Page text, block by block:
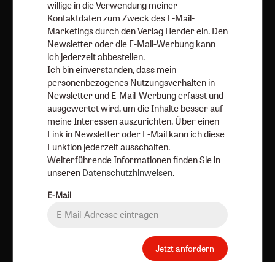
Redaktion
Angebote: Umfragen
Verlag:
Media Sales Herder Korrespondenz
Religion & Spiritualität
Theologie & Pastoral
CHRIST IN DER GEGENWART
einfach leben
Stimmen der Zeit
COMMUNIO
Gottesdienst
Ideenwerkstatt Gottesdienste
Pastoralblätter
Anzeiger für die Seelsorge
Forum Weltkirche
Gemeinsam Glauben
Lebensspuren
kunst und kirche
Römische Quartalschrift
+49 761 2717200
kundenservice@herder.de
Abo online kündigen
willige in die Verwendung meiner
Kontaktdaten zum Zweck des E-Mail-
Marketings durch den Verlag Herder ein. Den
Newsletter oder die E-Mail-Werbung kann
ich jederzeit abbestellen.
Ich bin einverstanden, dass mein
personenbezogenes Nutzungsverhalten in
Newsletter und E-Mail-Werbung erfasst und
ausgewertet wird, um die Inhalte besser auf
meine Interessen auszurichten. Über einen
Link in Newsletter oder E-Mail kann ich diese
Funktion jederzeit ausschalten.
Weiterführende Informationen finden Sie in
unseren Datenschutzhinweisen.
E-Mail
Jetzt anfordern